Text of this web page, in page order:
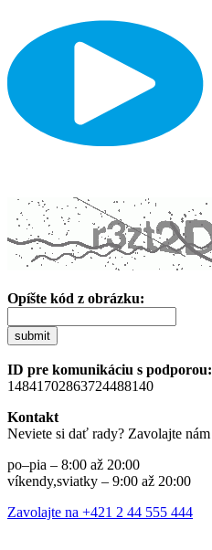
Opíšte kód z obrázku:
submit
ID pre komunikáciu s podporou:
14841702863724488140
Kontakt
Neviete si dať rady? Zavolajte nám
po–pia – 8:00 až 20:00
víkendy,sviatky – 9:00 až 20:00
Zavolajte na +421 2 44 555 444